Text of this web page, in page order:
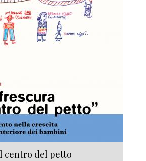
centro del petto